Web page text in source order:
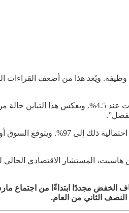
جاءت بيانات التوظيف لشهر ديسمبر أضعف من التوقعات، حيث أضاف الاقتصاد الأمريكي 50,000 وظيفة فقط مقارنة
لكن في المقابل، حمل تقرير التوظيف بعض الأخبار الإيجابية، حيث تراجع معدل البطالة إلى 4.4% من
على صعيد السياسة النقدية، عززت هذه البيانات توقعات إبقاء الفيدرالي على أسعار
يناير 2026، ثم تضطره البيانات الاقتصادية إلى استئناف الخفض